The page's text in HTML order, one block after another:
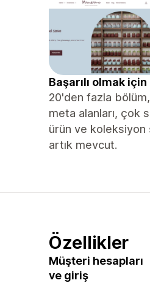
Başarılı olmak
20'den fazla
meta alanları, çok
ürün ve koleksiyon
artık mevcut.
Özellikler
Müşteri hesapları
ve giriş